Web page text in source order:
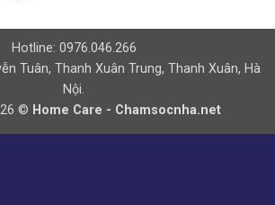
Hotline: 0976.046.266
Tuân, Thanh Xuân Trung, Thanh Xuân, Hà
Nội.
© Home Care - Chamsocnha.net